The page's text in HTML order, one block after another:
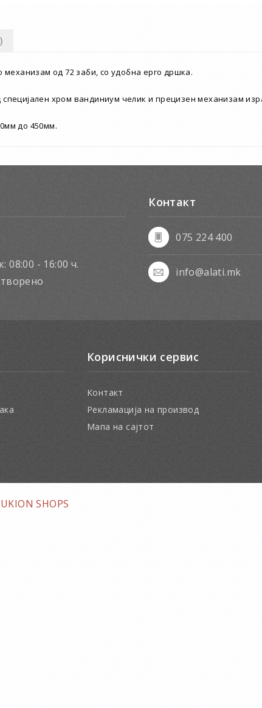
механизам од 72 заби, со удобна ерго дршка.
хром вандиниум челик и прецизен механизам
до 450мм.
08:00 - 16:00 ч.
Контакт
075 224 400
info@alati.mk
Кориснички сервис
Контакт
Рекламација на производ
Мапа на сајтот
UKION SHOPS